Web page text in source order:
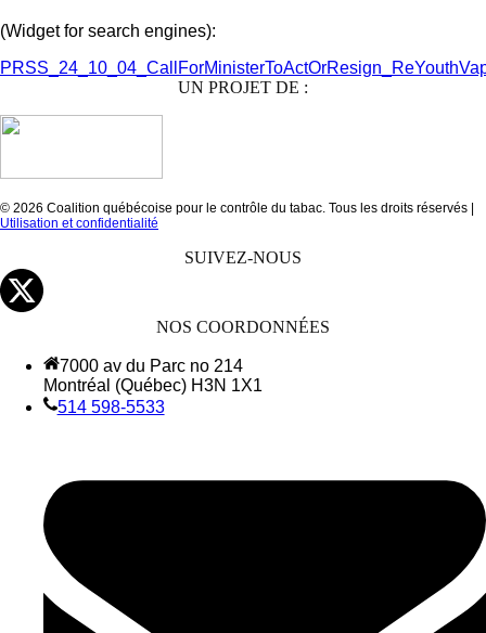
(Widget for search engines):
UN PROJET DE :
© 2026 Coalition québécoise pour le contrôle du tabac. Tous les droits réservés |
Utilisation et confidentialité
SUIVEZ-NOUS
NOS COORDONNÉES
7000 av du Parc no 214
Montréal (Québec) H3N 1X1
514 598-5533